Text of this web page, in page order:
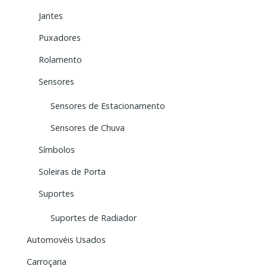
Jantes
Puxadores
Rolamento
Sensores
Sensores de Estacionamento
Sensores de Chuva
Símbolos
Soleiras de Porta
Suportes
Suportes de Radiador
Automovéis Usados
Carroçaria